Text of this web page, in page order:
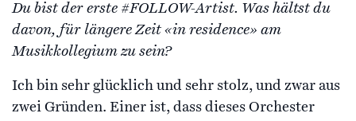
Du bist der erste #FOLLOW-Artist. Was hältst du
davon, für längere Zeit «in residence» am
Musikkollegium zu sein?
Ich bin sehr glücklich und sehr stolz, und zwar aus
zwei Gründen. Einer ist, dass dieses Orchester